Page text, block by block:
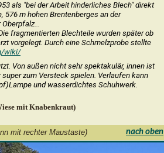
als "bei der Arbeit hinderliches Blech" direkt
576 m hohen Brentenberges an der
fragmentierten Blechteile wurden später ob
vorgelegt. Durch eine Schmelzprobe stellte
wiki/
Von außen nicht sehr spektakulär, innen ist
zum Versteck spielen. Verlaufen kann
und wasserdichtes Schuhwerk.
mit Knabenkraut)
mit rechter Maustaste) nach oben